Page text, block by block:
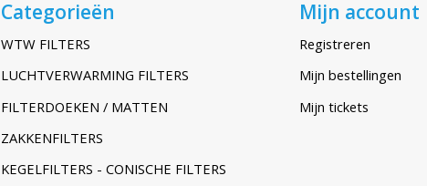
Categorieën
WTW FILTERS
LUCHTVERWARMING FILTERS
FILTERDOEKEN / MATTEN
ZAKKENFILTERS
KEGELFILTERS - CONISCHE FILTERS
Mijn account
Registreren
Mijn bestellingen
Mijn tickets